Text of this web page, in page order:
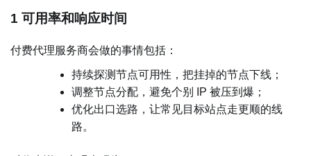
1 可用率和响应时间
付费代理服务商会做的事情包括：
持续探测节点可用性，把挂掉的节点下线；
调整节点分配，避免个别 IP 被压到爆；
优化出口选路，让常见目标站点走更顺的线
路。